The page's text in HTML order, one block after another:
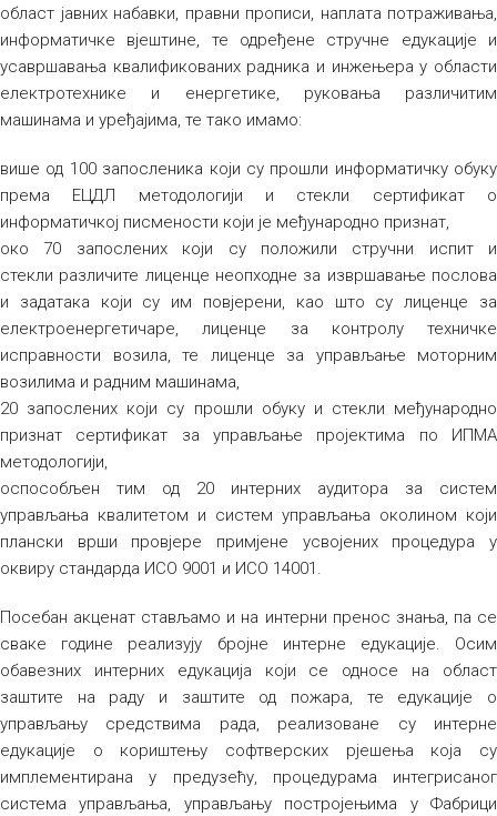
област јавних набавки, правни прописи, наплата потраживања,
информатичке вјештине, те одређене стручне едукације и
усавршавања квалификованих радника и инжењера у области
електротехнике и енергетике, руковања различитим
машинама и уређајима, те тако имамо:
више од 100 запосленика који су прошли информатичку обуку
према ЕЦДЛ методологији и стекли сертификат о
информатичкој писмености који је међународно признат,
око 70 запослених који су положили стручни испит и
стекли различите лиценце неопходне за извршавање послова
и задатака који су им повјерени, као што су лиценце за
електроенергетичаре, лиценце за контролу техничке
исправности возила, те лиценце за управљање моторним
возилима и радним машинама,
20 запослених који су прошли обуку и стекли међународно
признат сертификат за управљање пројектима по ИПМА
методологији,
оспособљен тим од 20 интерних аудитора за систем
управљања квалитетом и систем управљања околином који
плански врши провјере примјене усвојених процедура у
оквиру стандарда ИСО 9001 и ИСО 14001.
Посебан акценат стављамо и на интерни пренос знања, па се
сваке године реализују бројне интерне едукације. Осим
обавезних интерних едукација који се односе на област
заштите на раду и заштите од пожара, те едукације о
управљању средствима рада, реализоване су интерне
едукације о кориштењу софтверских рјешења која су
имплементирана у предузећу, процедурама интегрисаног
система управљања, управљању постројењима у Фабрици